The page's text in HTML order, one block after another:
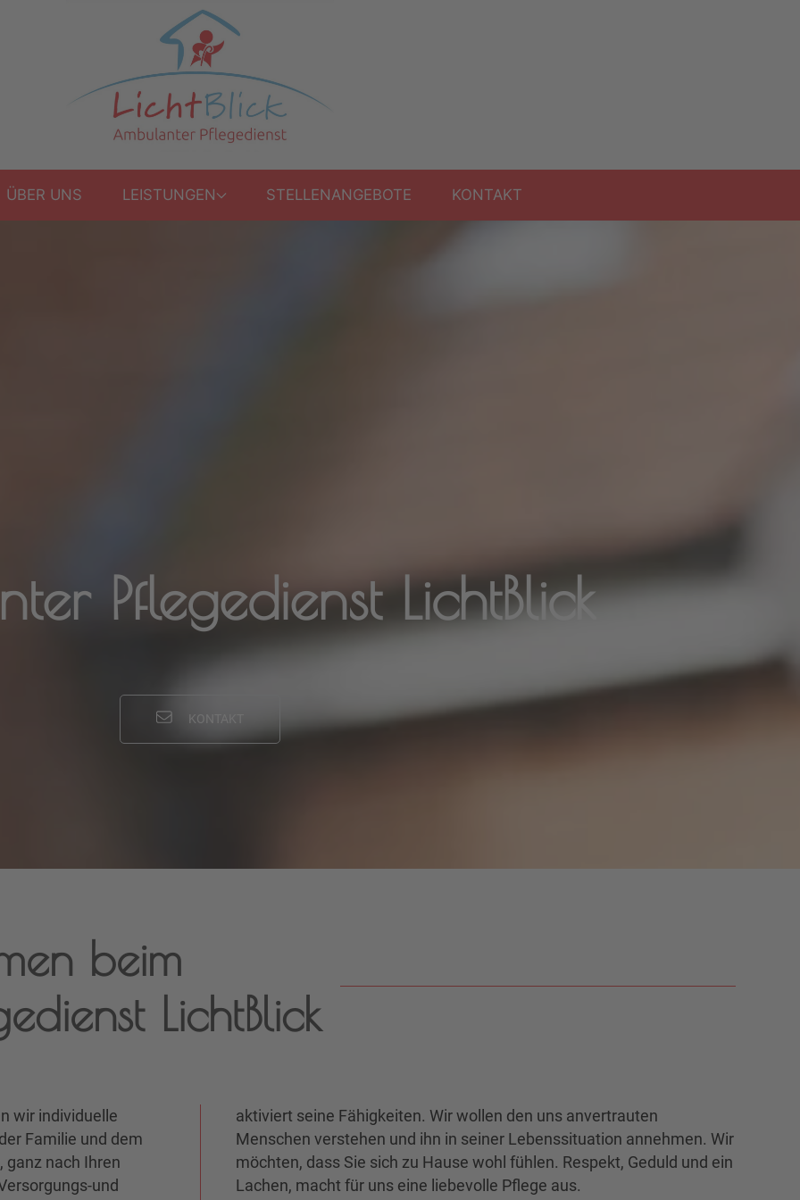
ÜBER UNS LEISTUNGEN STELLENANGEBOTE KONTAKT
Pflegedienst LichtBlick
KONTAKT
beim
LichtBlick
wir individuelle
Familie und dem
ganz nach Ihren
und
anvertrauten
annehmen. Wir
Geduld und ein
Lachen, macht für uns eine liebevolle Pflege aus.